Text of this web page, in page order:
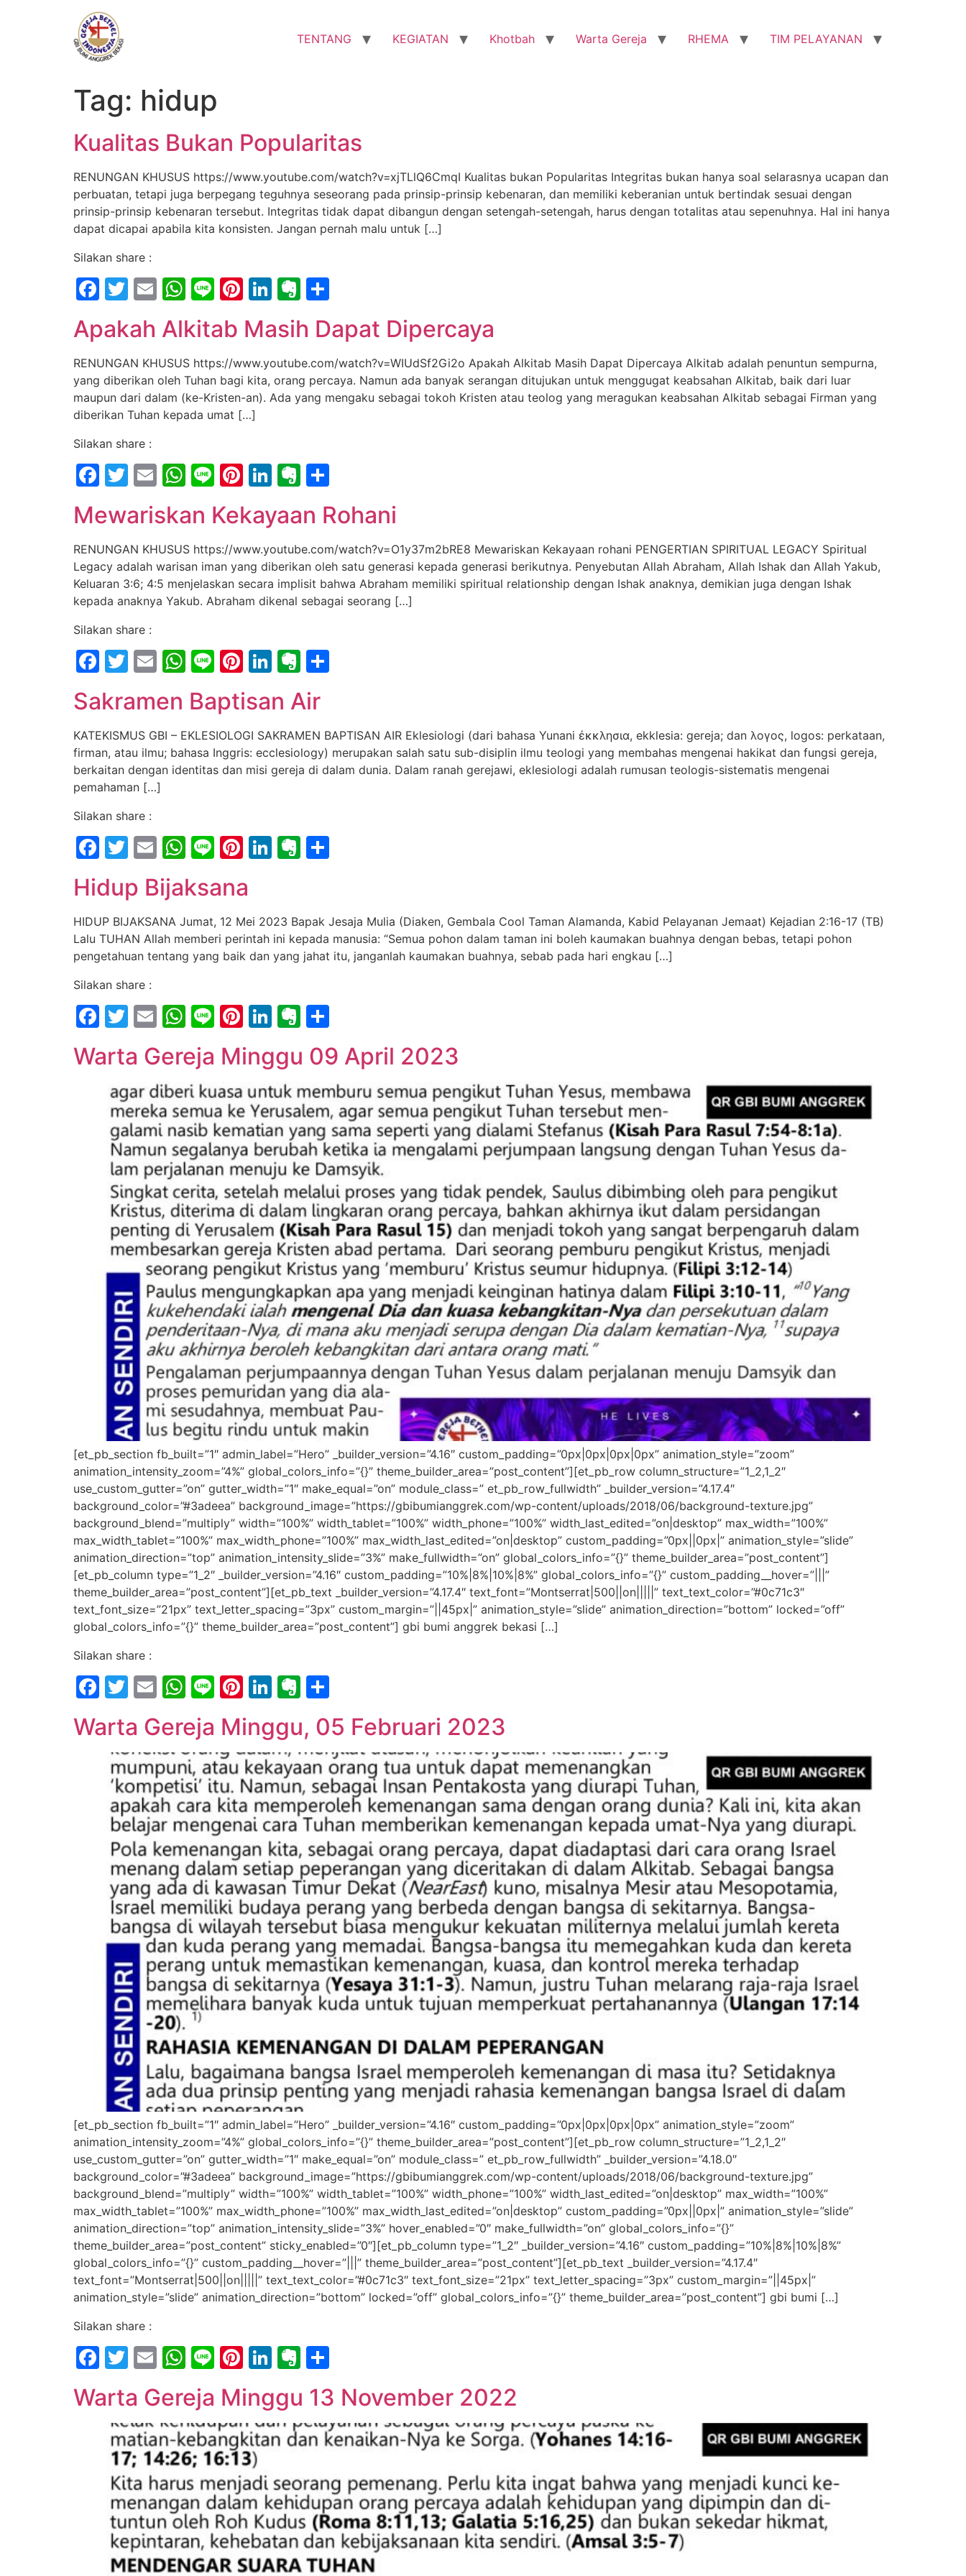
TENTANG KEGIATAN Khotbah Warta Gereja RHEMA TIM PELAYANAN
Tag: hidup
Kualitas Bukan Popularitas
RENUNGAN KHUSUS https://www.youtube.com/watch?v=xjTLlQ6CmqI Kualitas bukan Popularitas Integritas bukan hanya soal selarasnya ucapan dan
perbuatan, tetapi juga berpegang teguhnya seseorang pada prinsip-prinsip kebenaran, dan memiliki keberanian untuk bertindak sesuai dengan
prinsip-prinsip kebenaran tersebut. Integritas tidak dapat dibangun dengan setengah-setengah, harus dengan totalitas atau sepenuhnya. Hal ini hanya
dapat dicapai apabila kita konsisten. Jangan pernah malu untuk […]
Silakan share :
Facebook
Twitter
EmailWhatsApp
LinePinterest
LinkedIn
Evernote
Apakah Alkitab Masih Dapat Dipercaya
RENUNGAN KHUSUS https://www.youtube.com/watch?v=WIUdSf2Gi2o Apakah Alkitab Masih Dapat Dipercaya Alkitab adalah penuntun sempurna,
yang diberikan oleh Tuhan bagi kita, orang percaya. Namun ada banyak serangan ditujukan untuk menggugat keabsahan Alkitab, baik dari luar
maupun dari dalam (ke-Kristen-an). Ada yang mengaku sebagai tokoh Kristen atau teolog yang meragukan keabsahan Alkitab sebagai Firman yang
diberikan Tuhan kepada umat […]
Silakan share :
Facebook
Twitter
EmailWhatsApp
LinePinterest
LinkedIn
Evernote
Mewariskan Kekayaan Rohani
RENUNGAN KHUSUS https://www.youtube.com/watch?v=O1y37m2bRE8 Mewariskan Kekayaan rohani PENGERTIAN SPIRITUAL LEGACY Spiritual
Legacy adalah warisan iman yang diberikan oleh satu generasi kepada generasi berikutnya. Penyebutan Allah Abraham, Allah Ishak dan Allah Yakub,
Keluaran 3:6; 4:5 menjelaskan secara implisit bahwa Abraham memiliki spiritual relationship dengan Ishak anaknya, demikian juga dengan Ishak
kepada anaknya Yakub. Abraham dikenal sebagai seorang […]
Silakan share :
Facebook
Twitter
EmailWhatsApp
LinePinterest
LinkedIn
Evernote
Sakramen Baptisan Air
KATEKISMUS GBI – EKLESIOLOGI SAKRAMEN BAPTISAN AIR Eklesiologi (dari bahasa Yunani ἐκκλησια, ekklesia: gereja; dan λογος, logos: perkataan,
firman, atau ilmu; bahasa Inggris: ecclesiology) merupakan salah satu sub-disiplin ilmu teologi yang membahas mengenai hakikat dan fungsi gereja,
berkaitan dengan identitas dan misi gereja di dalam dunia. Dalam ranah gerejawi, eklesiologi adalah rumusan teologis-sistematis mengenai
pemahaman […]
Silakan share :
Facebook
Twitter
EmailWhatsApp
LinePinterest
LinkedIn
Evernote
Hidup Bijaksana
HIDUP BIJAKSANA Jumat, 12 Mei 2023 Bapak Jesaja Mulia (Diaken, Gembala Cool Taman Alamanda, Kabid Pelayanan Jemaat) Kejadian 2:16-17 (TB)
Lalu TUHAN Allah memberi perintah ini kepada manusia: “Semua pohon dalam taman ini boleh kaumakan buahnya dengan bebas, tetapi pohon
pengetahuan tentang yang baik dan yang jahat itu, janganlah kaumakan buahnya, sebab pada hari engkau […]
Silakan share :
Facebook
Twitter
EmailWhatsApp
LinePinterest
LinkedIn
Evernote
Warta Gereja Minggu 09 April 2023
[et_pb_section fb_built=”1″ admin_label=”Hero” _builder_version=”4.16″ custom_padding=”0px|0px|0px|0px” animation_style=”zoom”
animation_intensity_zoom=”4%” global_colors_info=”{}” theme_builder_area=”post_content”][et_pb_row column_structure=”1_2,1_2″
use_custom_gutter=”on” gutter_width=”1″ make_equal=”on” module_class=” et_pb_row_fullwidth” _builder_version=”4.17.4″
background_color=”#3adeea” background_image=”https://gbibumianggrek.com/wp-content/uploads/2018/06/background-texture.jpg”
background_blend=”multiply” width=”100%” width_tablet=”100%” width_phone=”100%” width_last_edited=”on|desktop” max_width=”100%”
max_width_tablet=”100%” max_width_phone=”100%” max_width_last_edited=”on|desktop” custom_padding=”0px||0px|” animation_style=”slide”
animation_direction=”top” animation_intensity_slide=”3%” make_fullwidth=”on” global_colors_info=”{}” theme_builder_area=”post_content”]
[et_pb_column type=”1_2″ _builder_version=”4.16″ custom_padding=”10%|8%|10%|8%” global_colors_info=”{}” custom_padding__hover=”|||”
theme_builder_area=”post_content”][et_pb_text _builder_version=”4.17.4″ text_font=”Montserrat|500||on|||||” text_text_color=”#0c71c3″
text_font_size=”21px” text_letter_spacing=”3px” custom_margin=”||45px|” animation_style=”slide” animation_direction=”bottom” locked=”off”
global_colors_info=”{}” theme_builder_area=”post_content”] gbi bumi anggrek bekasi […]
Silakan share :
Facebook
Twitter
EmailWhatsApp
LinePinterest
LinkedIn
Evernote
Warta Gereja Minggu, 05 Februari 2023
[et_pb_section fb_built=”1″ admin_label=”Hero” _builder_version=”4.16″ custom_padding=”0px|0px|0px|0px” animation_style=”zoom”
animation_intensity_zoom=”4%” global_colors_info=”{}” theme_builder_area=”post_content”][et_pb_row column_structure=”1_2,1_2″
use_custom_gutter=”on” gutter_width=”1″ make_equal=”on” module_class=” et_pb_row_fullwidth” _builder_version=”4.18.0″
background_color=”#3adeea” background_image=”https://gbibumianggrek.com/wp-content/uploads/2018/06/background-texture.jpg”
background_blend=”multiply” width=”100%” width_tablet=”100%” width_phone=”100%” width_last_edited=”on|desktop” max_width=”100%”
max_width_tablet=”100%” max_width_phone=”100%” max_width_last_edited=”on|desktop” custom_padding=”0px||0px|” animation_style=”slide”
animation_direction=”top” animation_intensity_slide=”3%” hover_enabled=”0″ make_fullwidth=”on” global_colors_info=”{}”
theme_builder_area=”post_content” sticky_enabled=”0″][et_pb_column type=”1_2″ _builder_version=”4.16″ custom_padding=”10%|8%|10%|8%”
global_colors_info=”{}” custom_padding__hover=”|||” theme_builder_area=”post_content”][et_pb_text _builder_version=”4.17.4″
text_font=”Montserrat|500||on|||||” text_text_color=”#0c71c3″ text_font_size=”21px” text_letter_spacing=”3px” custom_margin=”||45px|”
animation_style=”slide” animation_direction=”bottom” locked=”off” global_colors_info=”{}” theme_builder_area=”post_content”] gbi bumi […]
Silakan share :
Facebook
Twitter
EmailWhatsApp
LinePinterest
LinkedIn
Evernote
Warta Gereja Minggu 13 November 2022